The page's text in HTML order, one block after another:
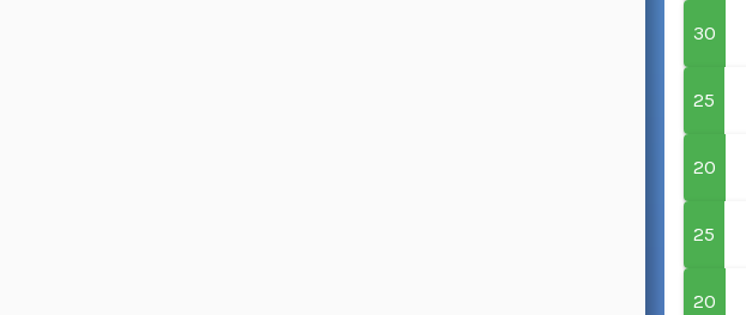
30
25
20
25
20